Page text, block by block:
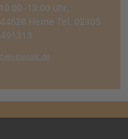
-13:00 Uhr,
Herne Tel. 02305
mosaik.de